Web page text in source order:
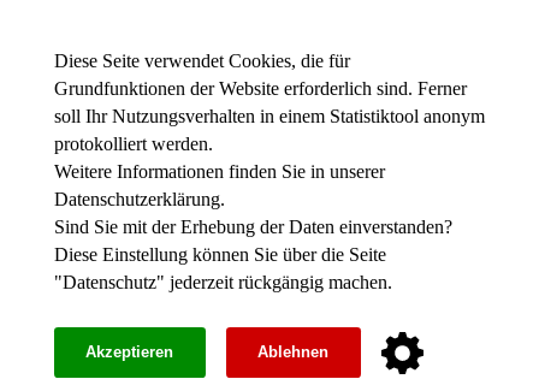
Diese Seite verwendet Cookies, die für
Grundfunktionen der Website erforderlich sind. Ferner
soll Ihr Nutzungsverhalten in einem Statistiktool anonym
protokolliert werden.
Weitere Informationen finden Sie in unserer
Datenschutzerklärung.
Sind Sie mit der Erhebung der Daten einverstanden?
Diese Einstellung können Sie über die Seite
"Datenschutz" jederzeit rückgängig machen.
Akzeptieren Ablehnen
News - Presse
Stellenausschreibungen der THWS
Intranet
Instagram
Youtube
Impressum